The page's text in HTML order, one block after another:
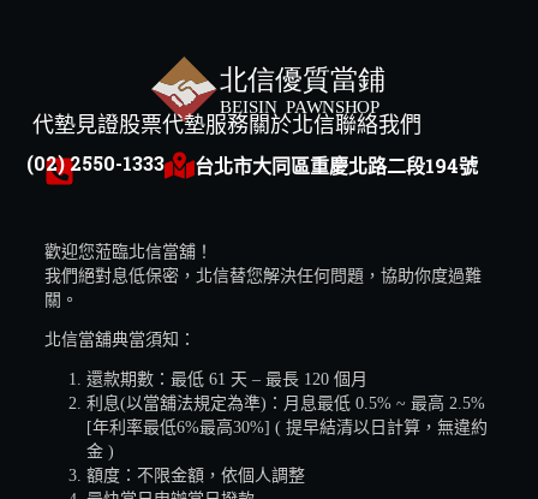
代墊見證股票代墊服務關於北信聯絡我們
(02) 2550-1333 台北市大同區重慶北路二段194號
歡迎您蒞臨北信當舖！
我們絕對息低保密，北信替您解決任何問題，協助你度過難
關。
北信當舖典當須知：
還款期數：最低 61 天 – 最長 120 個月
利息(以當舖法規定為準)：月息最低 0.5% ~ 最高 2.5%
[年利率最低6%最高30%] ( 提早結清以日計算，無違約
金 )
額度：不限金額，依個人調整